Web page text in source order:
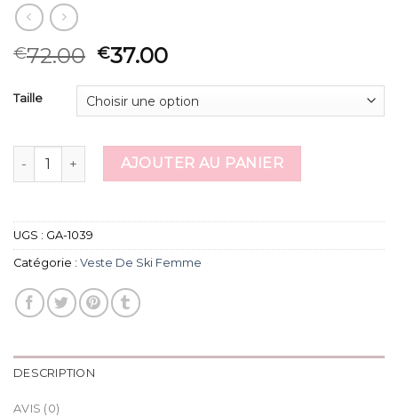
€72.00 €37.00
Taille
quantité de veste de ski femme
AJOUTER AU PANIER
UGS : GA-1039
Catégorie : Veste De Ski Femme
DESCRIPTION
AVIS (0)